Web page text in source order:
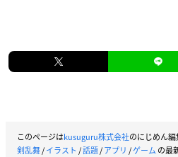
このページはkusuguru株式会社のにじめん編
剣乱舞/イラスト /話題/アプリ /ゲーム の最